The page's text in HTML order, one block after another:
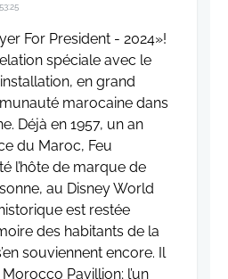
For President - 2024»!
spéciale avec le
en grand
marocaine dans
Déjà en 1957, un an
du Maroc, Feu
l’hôte de marque de
au Disney World
est restée
des habitants de la
souviennent encore. Il
Pavillion; l’un